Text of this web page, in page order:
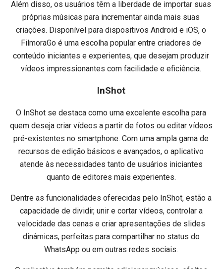
Além disso, os usuários têm a liberdade de importar suas
próprias músicas para incrementar ainda mais suas
criações. Disponível para dispositivos Android e iOS, o
FilmoraGo é uma escolha popular entre criadores de
conteúdo iniciantes e experientes, que desejam produzir
vídeos impressionantes com facilidade e eficiência.
InShot
O InShot se destaca como uma excelente escolha para
quem deseja criar vídeos a partir de fotos ou editar vídeos
pré-existentes no smartphone. Com uma ampla gama de
recursos de edição básicos e avançados, o aplicativo
atende às necessidades tanto de usuários iniciantes
quanto de editores mais experientes.
Dentre as funcionalidades oferecidas pelo InShot, estão a
capacidade de dividir, unir e cortar vídeos, controlar a
velocidade das cenas e criar apresentações de slides
dinâmicas, perfeitas para compartilhar no status do
WhatsApp ou em outras redes sociais.